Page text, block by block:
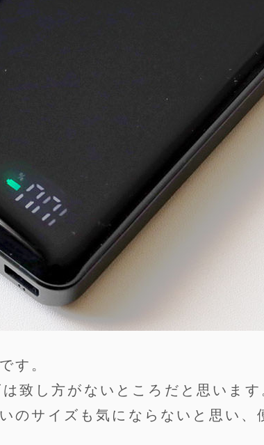
す。
致し方がないところだと思います
のサイズも気にならないと思い、